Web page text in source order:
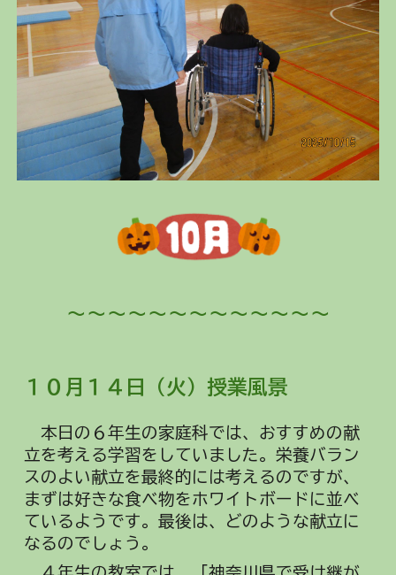
～～～～～～～～～～～～～
１０月 １４ 日（ 火 ）授業風景
本日の ６年生の家庭科では、おすすめの献
立を考える学習をしていました。栄養バラン
スのよい献立を最終的には考えるのですが、
まずは好きな食べ物をホワイトボードに並べ
ているようです。最後は、どのような献立に
なるのでしょう。